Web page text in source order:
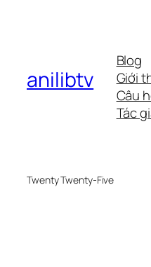
anilibtv
Blog
Giới
Câu
Tác
Twenty Twenty-Five